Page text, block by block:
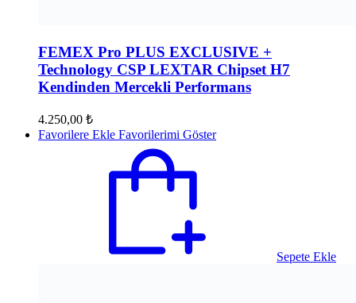
FEMEX Pro PLUS EXCLUSIVE +
Technology CSP LEXTAR Chipset H7
Kendinden Mercekli Performans
4.250,00 ₺
Favorilere Ekle Favorilerimi Göster
Sepete Ekle